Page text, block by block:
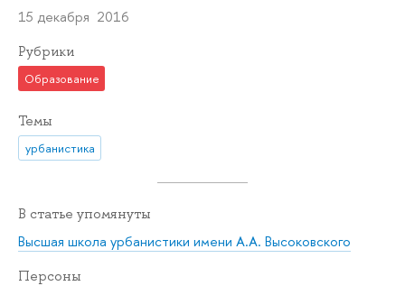
15 декабря 2016
Рубрики
Образование
Темы
урбанистика
В статье упомянуты
Высшая школа урбанистики имени А.А. Высоковского
Персоны